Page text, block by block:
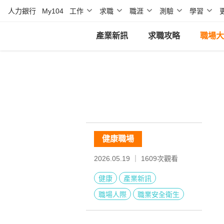
人力銀行 My104 工作 求職 職涯 測驗 學習
產業新訊 求職攻略 職場
健康職場
2026.05.19 ｜ 1609次觀看
健康
產業新訊
職場人際
職業安全衛生